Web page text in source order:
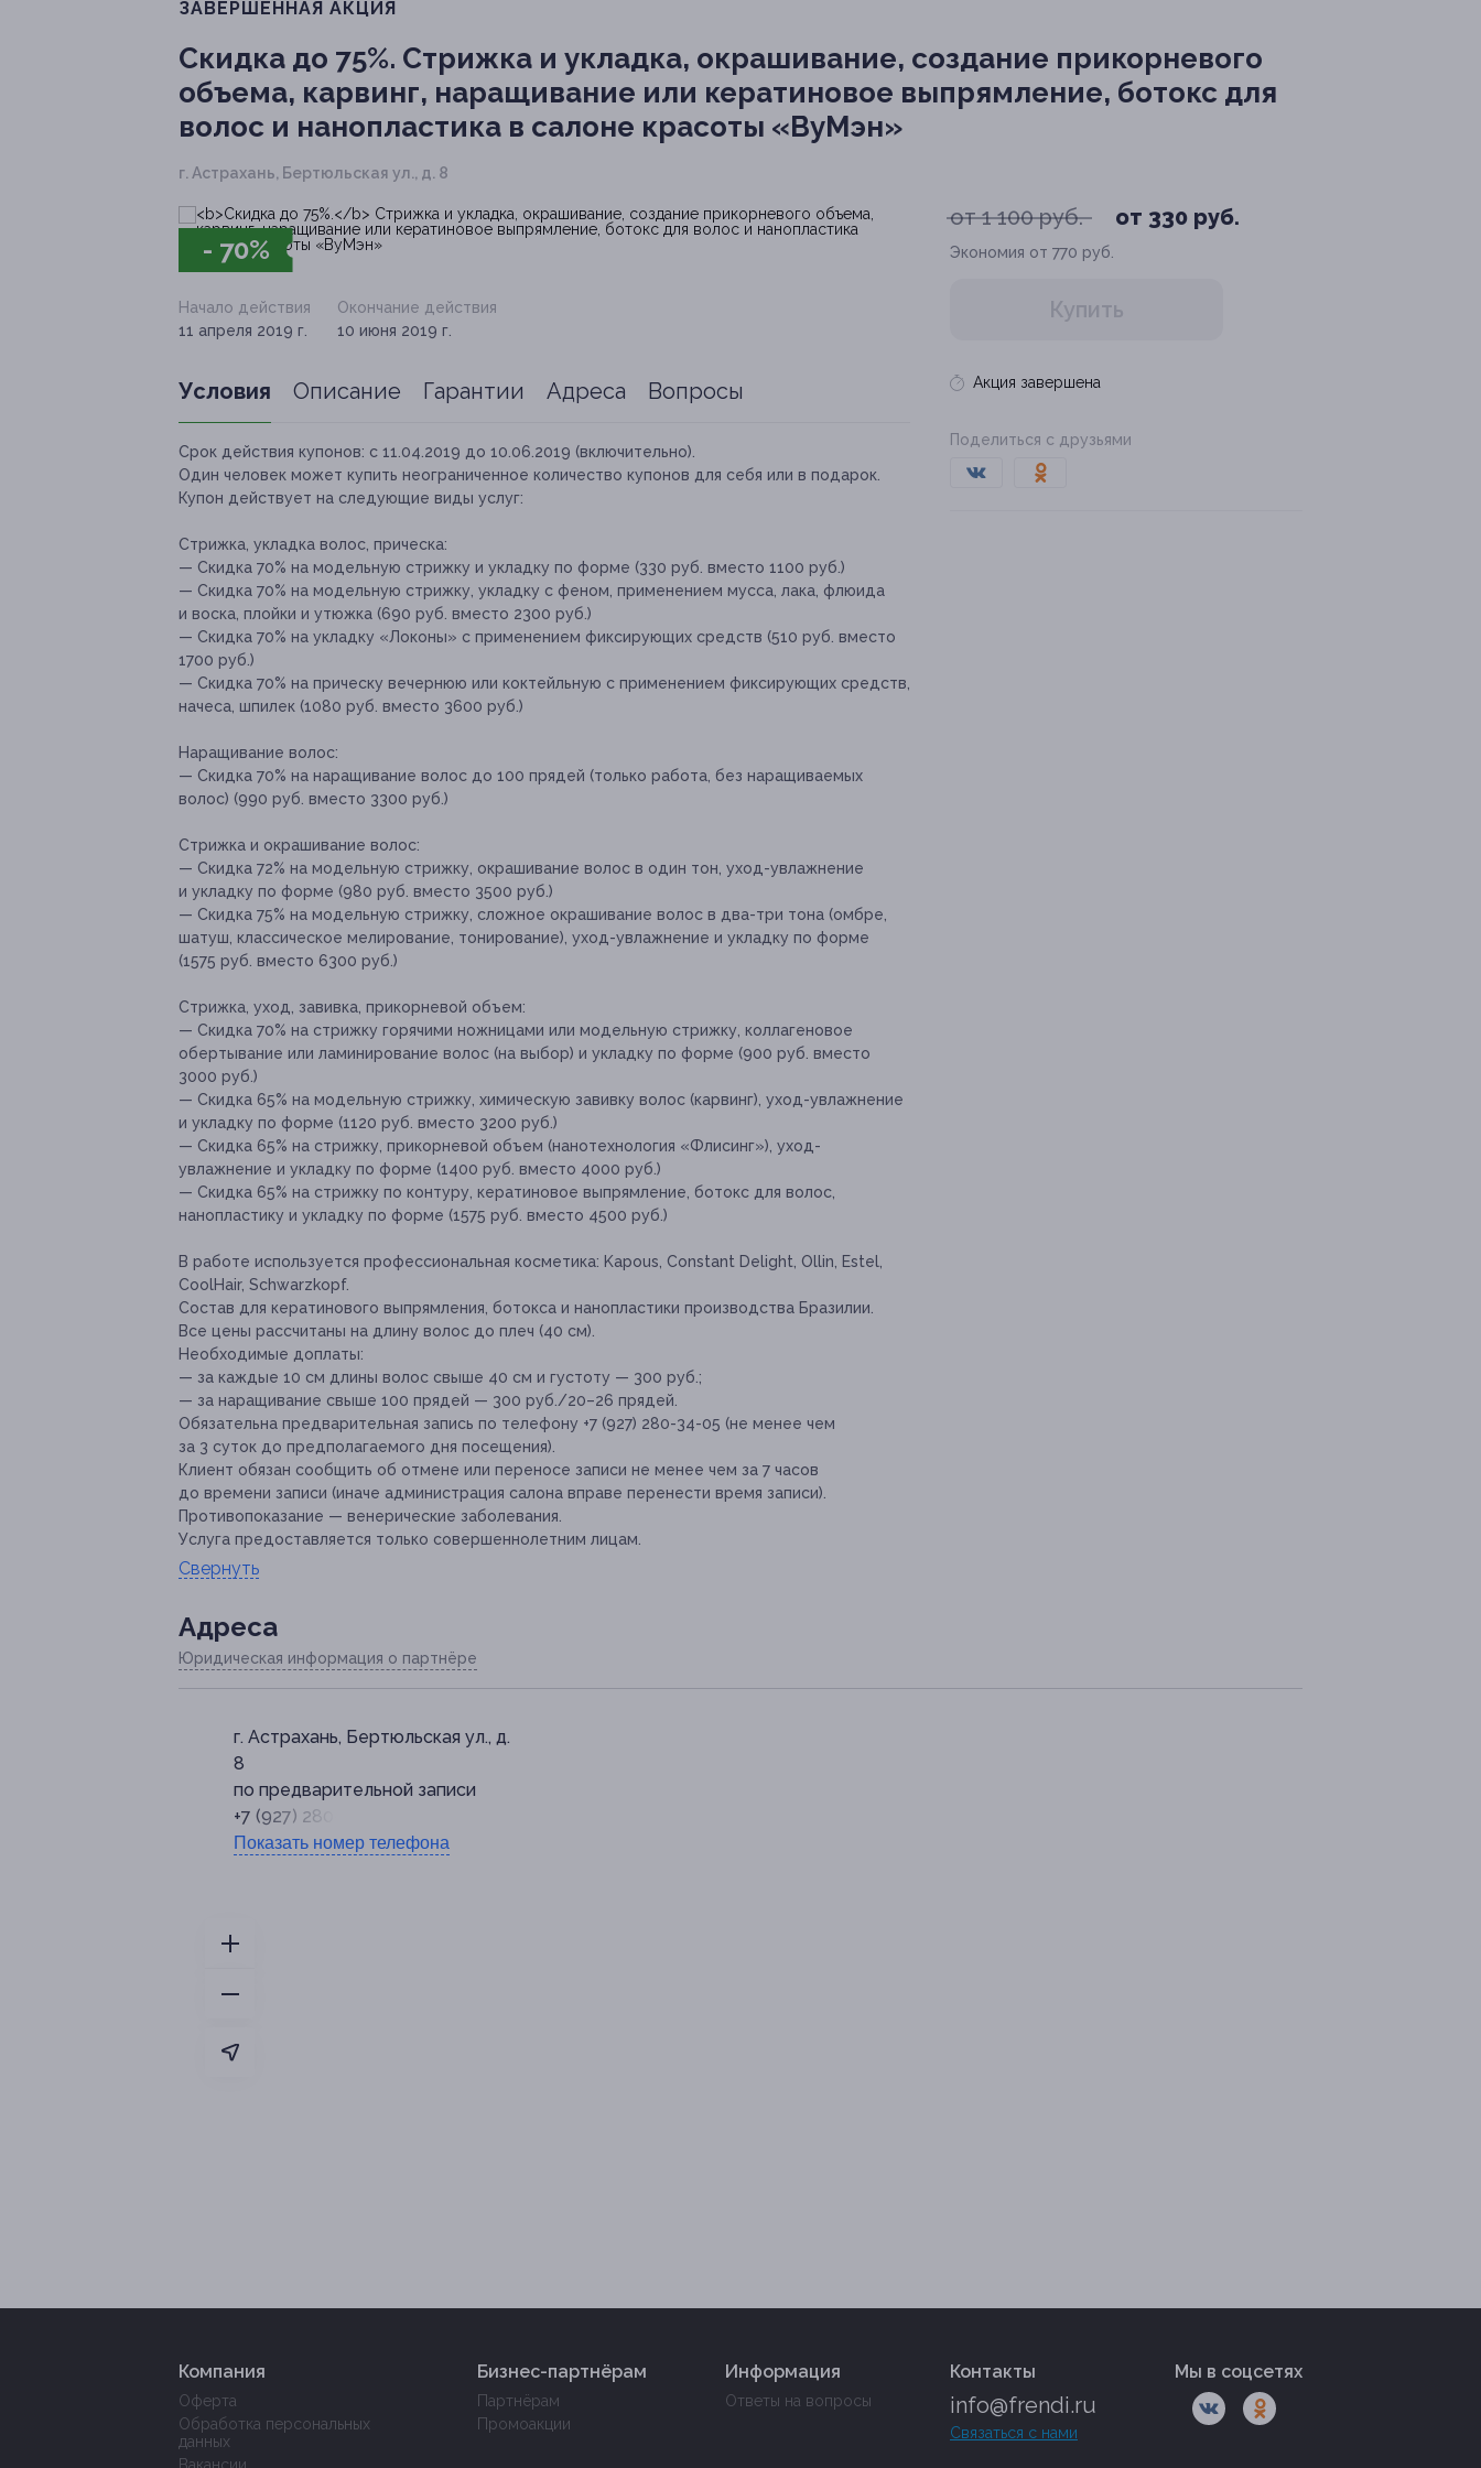
ЗАВЕРШЁННАЯ АКЦИЯ
Скидка до 75%. Стрижка и укладка, окрашивание, создание прикорневого
объема, карвинг, наращивание или кератиновое выпрямление, ботокс для
волос и нанопластика в салоне красоты «ВуМэн»
г. Астрахань, Бертюльская ул., д. 8
- 70%
от 1 100 руб. от 330 руб.
Экономия от 770 руб.
Купить
Акция завершена
Поделиться с друзьями
Начало действия
11 апреля 2019 г.
Окончание действия
10 июня 2019 г.
Условия Описание Гарантии Адреса Вопросы
Срок действия купонов: с 11.04.2019 до 10.06.2019 (включительно).
Один человек может купить неограниченное количество купонов для себя или в подарок.
Купон действует на следующие виды услуг:
Стрижка, укладка волос, прическа:
— Скидка 70% на модельную стрижку и укладку по форме (330 руб. вместо 1100 руб.)
— Скидка 70% на модельную стрижку, укладку с феном, применением мусса, лака, флюида
и воска, плойки и утюжка (690 руб. вместо 2300 руб.)
— Скидка 70% на укладку «Локоны» с применением фиксирующих средств (510 руб. вместо
1700 руб.)
— Скидка 70% на прическу вечернюю или коктейльную с применением фиксирующих средств,
начеса, шпилек (1080 руб. вместо 3600 руб.)
Наращивание волос:
— Скидка 70% на наращивание волос до 100 прядей (только работа, без наращиваемых
волос) (990 руб. вместо 3300 руб.)
Стрижка и окрашивание волос:
— Скидка 72% на модельную стрижку, окрашивание волос в один тон, уход-увлажнение
и укладку по форме (980 руб. вместо 3500 руб.)
— Скидка 75% на модельную стрижку, сложное окрашивание волос в два-три тона (омбре,
шатуш, классическое мелирование, тонирование), уход-увлажнение и укладку по форме
(1575 руб. вместо 6300 руб.)
Стрижка, уход, завивка, прикорневой объем:
— Скидка 70% на стрижку горячими ножницами или модельную стрижку, коллагеновое
обертывание или ламинирование волос (на выбор) и укладку по форме (900 руб. вместо
3000 руб.)
— Скидка 65% на модельную стрижку, химическую завивку волос (карвинг), уход-увлажнение
и укладку по форме (1120 руб. вместо 3200 руб.)
— Скидка 65% на стрижку, прикорневой объем (нанотехнология «Флисинг»), уход-
увлажнение и укладку по форме (1400 руб. вместо 4000 руб.)
— Скидка 65% на стрижку по контуру, кератиновое выпрямление, ботокс для волос,
нанопластику и укладку по форме (1575 руб. вместо 4500 руб.)
В работе используется профессиональная косметика: Kapous, Constant Delight, Ollin, Estel,
CoolHair, Schwarzkopf.
Состав для кератинового выпрямления, ботокса и нанопластики производства Бразилии.
Все цены рассчитаны на длину волос до плеч (40 см).
Необходимые доплаты:
— за каждые 10 см длины волос свыше 40 см и густоту — 300 руб.;
— за наращивание свыше 100 прядей — 300 руб./20–26 прядей.
Обязательна предварительная запись по телефону +7 (927) 280-34-05 (не менее чем
за 3 суток до предполагаемого дня посещения).
Клиент обязан сообщить об отмене или переносе записи не менее чем за 7 часов
до времени записи (иначе администрация салона вправе перенести время записи).
Противопоказание — венерические заболевания.
Услуга предоставляется только совершеннолетним лицам.
Свернуть
Адресa
Юридическая информация о партнёре
г. Астрахань, Бертюльская ул., д.
8
по предварительной записи
+7 (927) 280-34-05
Показать номер телефона
Компания
Оферта
Обработка персональных
данных
Бизнес-партнёрам
Партнёрам
Промоакции
Информация
Ответы на вопросы
Контакты
info@frendi.ru
Связаться с нами
Мы в соцсетях